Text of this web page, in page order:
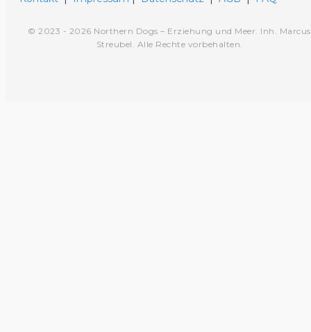
© 2023 - 2026 Northern Dogs – Erziehung und Meer. Inh. Marcus
Streubel. Alle Rechte vorbehalten.